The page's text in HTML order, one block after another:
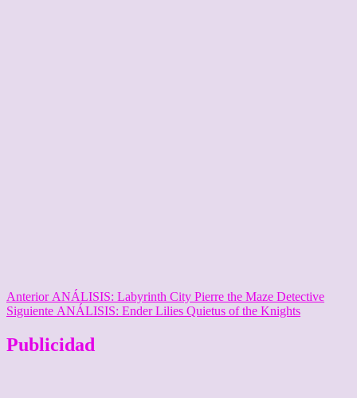
Navegación
de
entradas
Anterior Entrada
anterior:
ANÁLISIS: Labyrinth City Pierre the Maze Detective
Siguiente Entrada
ANÁLISIS: Ender Lilies Quietus of the Knights
Publicidad